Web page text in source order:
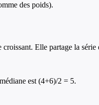
des poids).
Elle partage la série
est (4+6)/2 = 5.